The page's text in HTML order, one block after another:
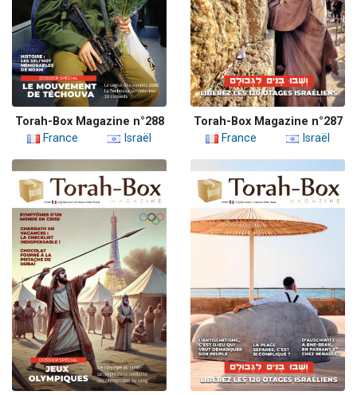
Torah-Box Magazine n°288
France
Israël
Torah-Box Magazine n°287
France
Israël